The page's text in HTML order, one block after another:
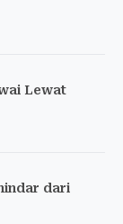
Lewat
dari